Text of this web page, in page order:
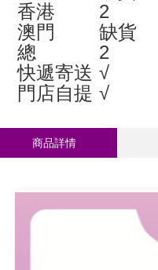
香港
2
澳門
缺貨
總
2
快遞寄送 √
門店自提 √
商品詳情